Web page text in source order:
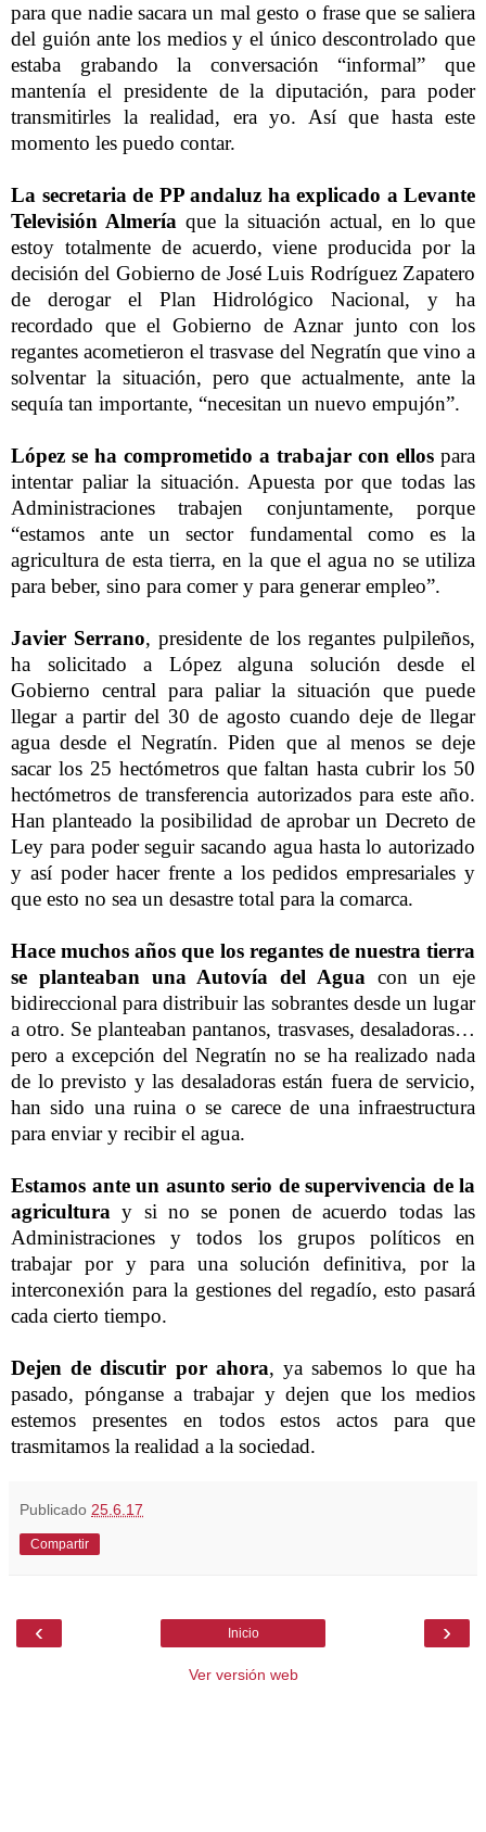
para que nadie sacara un mal gesto o frase que se saliera
del guión ante los medios y el único descontrolado que
estaba grabando la conversación “informal” que
mantenía el presidente de la diputación, para poder
transmitirles la realidad, era yo. Así que hasta este
momento les puedo contar.
La secretaria de PP andaluz ha explicado a Levante
Televisión Almería que la situación actual, en lo que
estoy totalmente de acuerdo, viene producida por la
decisión del Gobierno de José Luis Rodríguez Zapatero
de derogar el Plan Hidrológico Nacional, y ha
recordado que el Gobierno de Aznar junto con los
regantes acometieron el trasvase del Negratín que vino a
solventar la situación, pero que actualmente, ante la
sequía tan importante, “necesitan un nuevo empujón”.
López se ha comprometido a trabajar con ellos para
intentar paliar la situación. Apuesta por que todas las
Administraciones trabajen conjuntamente, porque
“estamos ante un sector fundamental como es la
agricultura de esta tierra, en la que el agua no se utiliza
para beber, sino para comer y para generar empleo”.
Javier Serrano, presidente de los regantes pulpileños,
ha solicitado a López alguna solución desde el
Gobierno central para paliar la situación que puede
llegar a partir del 30 de agosto cuando deje de llegar
agua desde el Negratín. Piden que al menos se deje
sacar los 25 hectómetros que faltan hasta cubrir los 50
hectómetros de transferencia autorizados para este año.
Han planteado la posibilidad de aprobar un Decreto de
Ley para poder seguir sacando agua hasta lo autorizado
y así poder hacer frente a los pedidos empresariales y
que esto no sea un desastre total para la comarca.
Hace muchos años que los regantes de nuestra tierra
se planteaban una Autovía del Agua con un eje
bidireccional para distribuir las sobrantes desde un lugar
a otro. Se planteaban pantanos, trasvases, desaladoras…
pero a excepción del Negratín no se ha realizado nada
de lo previsto y las desaladoras están fuera de servicio,
han sido una ruina o se carece de una infraestructura
para enviar y recibir el agua.
Estamos ante un asunto serio de supervivencia de la
agricultura y si no se ponen de acuerdo todas las
Administraciones y todos los grupos políticos en
trabajar por y para una solución definitiva, por la
interconexión para la gestiones del regadío, esto pasará
cada cierto tiempo.
Dejen de discutir por ahora, ya sabemos lo que ha
pasado, pónganse a trabajar y dejen que los medios
estemos presentes en todos estos actos para que
trasmitamos la realidad a la sociedad.
Publicado 25.6.17
Compartir
‹ ›
Inicio
Ver versión web